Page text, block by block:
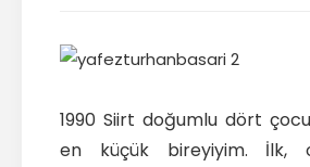
Mevzuat
Başkan
1990 Siirt doğumlu dört
en küçük bireyiyim.